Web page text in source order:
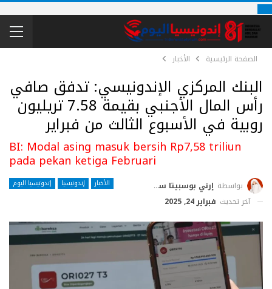
الصفحة الرئيسية الأخبار
البنك المركزي الإندونيسي: تدفق صافي
رأس المال الأجنبي بقيمة 7.58 تريليون
روبية في الأسبوع الثالث من فبراير
BI: Modal asing masuk bersih Rp7,58 triliun
pada pekan ketiga Februari
الأخبار إندونيسيا إندونيسيا اليوم بواسطة إرني بوسبيتا ساري
آخر تحديث فبراير 24, 2025